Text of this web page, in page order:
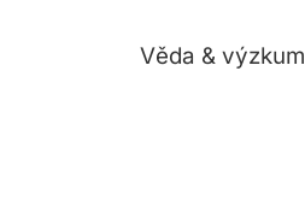
Věda & výzkum